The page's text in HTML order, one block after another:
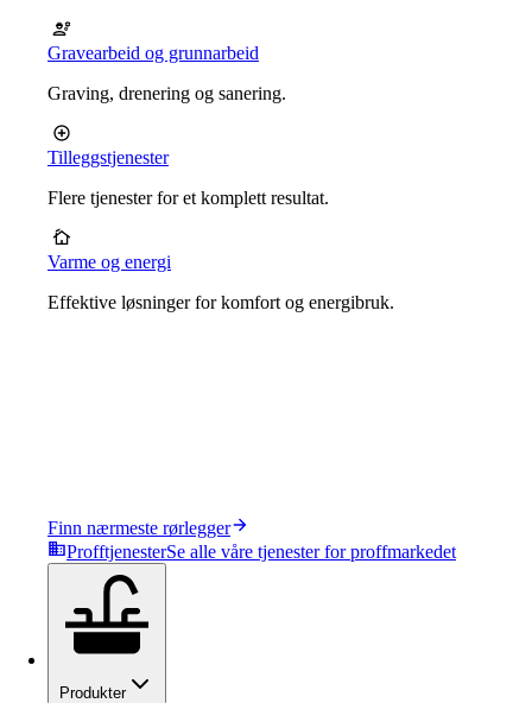
Gravearbeid og grunnarbeid
Graving, drenering og sanering.
Tilleggstjenester
Flere tjenester for et komplett resultat.
Varme og energi
Effektive løsninger for komfort og energibruk.
Finn nærmeste rørlegger
ProfftjenesterSe alle våre tjenester for proffmarkedet
Produkter